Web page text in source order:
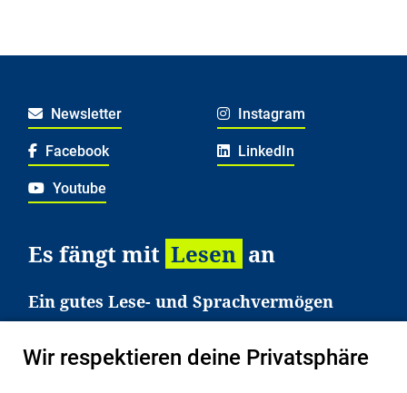
Newsletter Instagram
Facebook LinkedIn
Youtube
Es fängt mit Lesen an
Ein gutes Lese- und Sprachvermögen
Es erleichtert den Zugang zu Bildung und
Wir respektieren deine Privatsphäre